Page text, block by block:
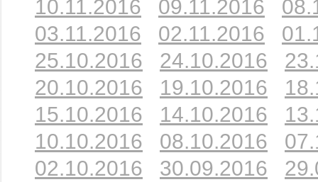
10.11.2016
09.11.2016
03.11.2016
02.11.2016
25.10.2016
24.10.2016
20.10.2016
19.10.2016
15.10.2016
14.10.2016
10.10.2016
08.10.2016
02.10.2016
30.09.2016